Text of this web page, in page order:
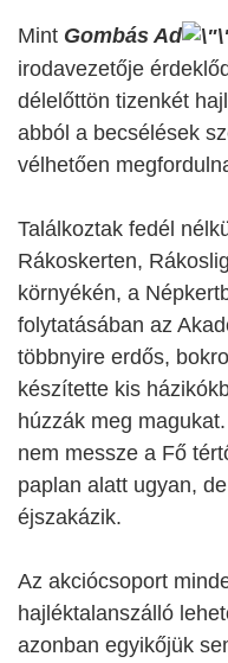
Mint Gombás Ad
irodavezetője
délelőttön tizenkét
abból a becsélések
vélhetően
Találkoztak fedél
Rákoskerten,
környékén, a
folytatásában az
többnyire erdős,
készítette kis
húzzák meg
nem messze a Fő
paplan alatt ugyan,
éjszakázik.
Az akciócsoport
hajléktalanszálló
azonban egyikőjük